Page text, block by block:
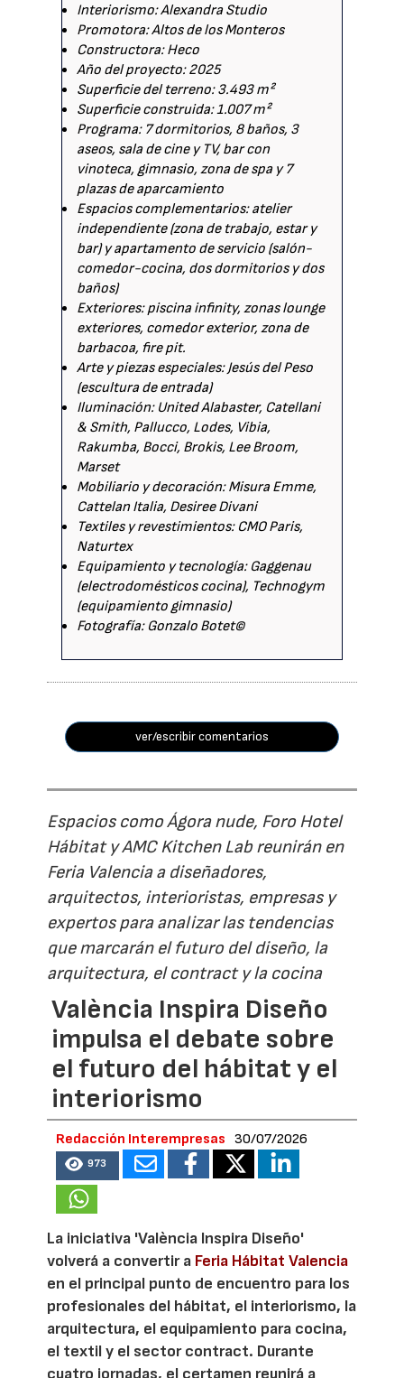
Interiorismo: Alexandra Studio
Promotora: Altos de los Monteros
Constructora: Heco
Año del proyecto: 2025
Superficie del terreno: 3.493 m²
Superficie construida: 1.007 m²
Programa: 7 dormitorios, 8 baños, 3
aseos, sala de cine y TV, bar con
vinoteca, gimnasio, zona de spa y 7
plazas de aparcamiento
Espacios complementarios: atelier
independiente (zona de trabajo, estar y
bar) y apartamento de servicio (salón-
comedor-cocina, dos dormitorios y dos
baños)
Exteriores: piscina infinity, zonas lounge
exteriores, comedor exterior, zona de
barbacoa, fire pit.
Arte y piezas especiales: Jesús del Peso
(escultura de entrada)
Iluminación: United Alabaster, Catellani
& Smith, Pallucco, Lodes, Vibia,
Rakumba, Bocci, Brokis, Lee Broom,
Marset
Mobiliario y decoración: Misura Emme,
Cattelan Italia, Desiree Divani
Textiles y revestimientos: CMO Paris,
Naturtex
Equipamiento y tecnología: Gaggenau
(electrodomésticos cocina), Technogym
(equipamiento gimnasio)
Fotografía: Gonzalo Botet©
ver/escribir comentarios
Espacios como Ágora nude, Foro Hotel
Hábitat y AMC Kitchen Lab reunirán en
Feria Valencia a diseñadores,
arquitectos, interioristas, empresas y
expertos para analizar las tendencias
que marcarán el futuro del diseño, la
arquitectura, el contract y la cocina
València Inspira Diseño
impulsa el debate sobre
el futuro del hábitat y el
interiorismo
Redacción Interempresas 30/07/2026
973
La iniciativa 'València Inspira Diseño'
volverá a convertir a Feria Hábitat Valencia
en el principal punto de encuentro para los
profesionales del hábitat, el interiorismo, la
arquitectura, el equipamiento para cocina,
el textil y el sector contract. Durante
cuatro jornadas, el certamen reunirá a